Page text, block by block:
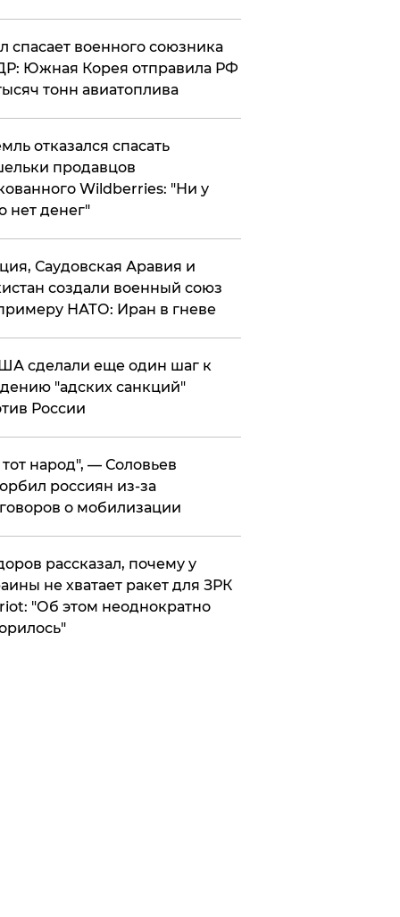
спасает военного союзника
Южная Корея отправила РФ
тонн авиатоплива
отказался спасать
продавцов
Wildberries: "Ни у
нет денег"
Саудовская Аравия и
создали военный союз
НАТО: Иран в гневе
сделали еще один шаг к
"адских санкций"
России
народ", — Соловьев
россиян из-за
о мобилизации
рассказал, почему у
не хватает ракет для ЗРК
"Об этом неоднократно